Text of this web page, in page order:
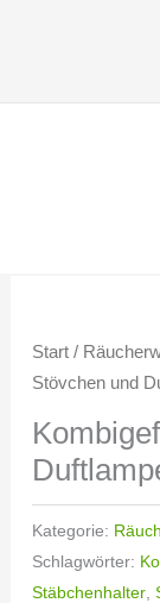
Start/
Stövchen und
Kategorie:
Schlagwörter:
Stäbchenhalter,